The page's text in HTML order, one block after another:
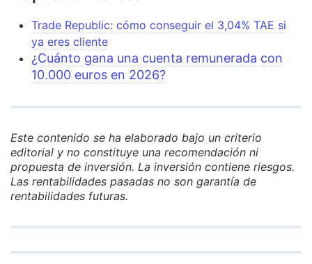
Trade Republic: cómo conseguir el 3,04% TAE si
ya eres cliente
¿Cuánto gana una cuenta remunerada con
10.000 euros en 2026?
Este contenido se ha elaborado bajo un criterio
editorial y no constituye una recomendación ni
propuesta de inversión. La inversión contiene riesgos.
Las rentabilidades pasadas no son garantía de
rentabilidades futuras.